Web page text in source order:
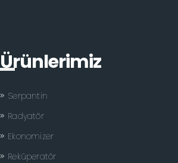
Ürünlerimiz
Serpantin
Radyatör
Ekonomizer
Reküperatör